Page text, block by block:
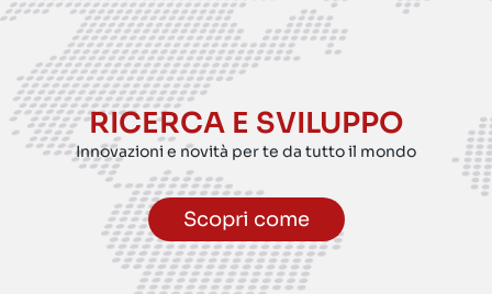
RICERCA E SVILUPPO
Innovazioni e novità per te da tutto il mondo
Scopri come